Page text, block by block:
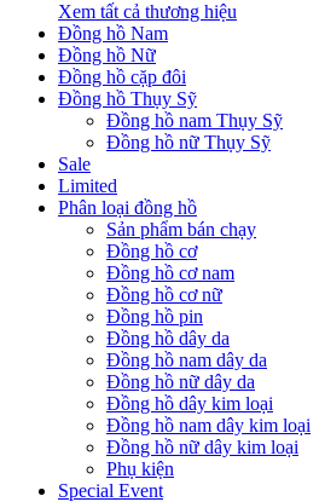
Xem tất cả thương hiệu
Đồng hồ Nam
Đồng hồ Nữ
Đồng hồ cặp đôi
Đồng hồ Thụy Sỹ
Đồng hồ nam Thụy Sỹ
Đồng hồ nữ Thụy Sỹ
Sale
Limited
Phân loại đồng hồ
Sản phẩm bán chạy
Đồng hồ cơ
Đồng hồ cơ nam
Đồng hồ cơ nữ
Đồng hồ pin
Đồng hồ dây da
Đồng hồ nam dây da
Đồng hồ nữ dây da
Đồng hồ dây kim loại
Đồng hồ nam dây kim loại
Đồng hồ nữ dây kim loại
Phụ kiện
Special Event